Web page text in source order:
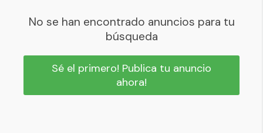
No se han encontrado anuncios para tu
búsqueda
Sé el primero! Publica tu anuncio
ahora!